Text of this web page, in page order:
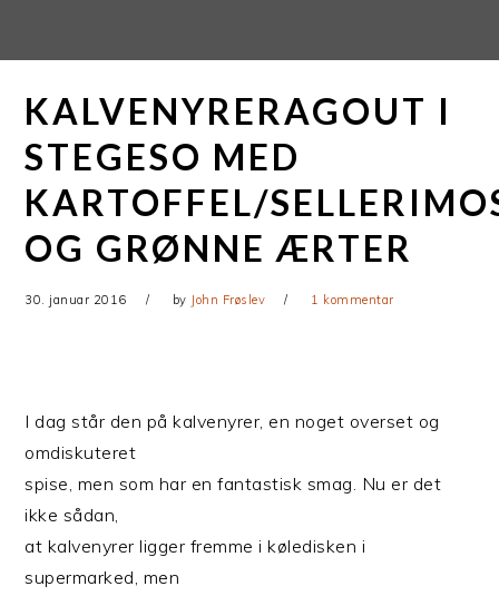
primær
navigation
KALVENYRERAGOUT I
STEGESO MED
KARTOFFEL/
OG GRØNNE ÆRTER
30. januar 2016 by John Frøslev 1 kommentar
I dag står den på kalvenyrer, en noget overset og
omdiskuteret
spise, men som har en fantastisk smag. Nu er det
ikke sådan,
at kalvenyrer ligger fremme i køledisken i
supermarked, men